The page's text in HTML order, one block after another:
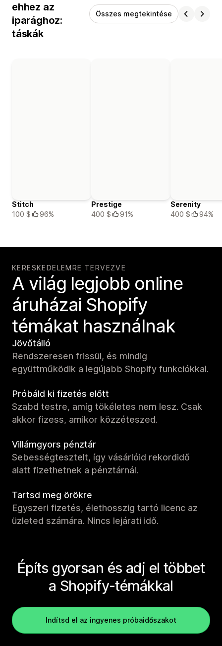
ehhez az
iparághoz:
táskák
Összes megtekintése
Stitch
100 $
96%
Prestige
400 $
91%
Serenity
400 $
94%
KERESKEDELEMRE TERVEZVE
A világ legjobb online
áruházai Shopify
témákat használnak
Jövőtálló
Rendszeresen frissül, és mindig
együttműködik a legújabb Shopify funkciókkal.
Próbáld ki fizetés előtt
Szabd testre, amíg tökéletes nem lesz. Csak
akkor fizess, amikor közzéteszed.
Villámgyors pénztár
Sebességtesztelt, így vásárlóid rekordidő
alatt fizethetnek a pénztárnál.
Tartsd meg örökre
Egyszeri fizetés, élethosszig tartó licenc az
üzleted számára. Nincs lejárati idő.
Építs gyorsan és adj el többet
a Shopify-témákkal
Indítsd el az ingyenes próbaidőszakot